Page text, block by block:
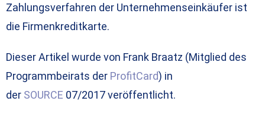
Zahlungsverfahren der Unternehmenseinkäufer ist
die Firmenkreditkarte.
Dieser Artikel wurde von Frank Braatz (Mitglied des
Programmbeirats der ProfitCard) in
der SOURCE 07/2017 veröffentlicht.